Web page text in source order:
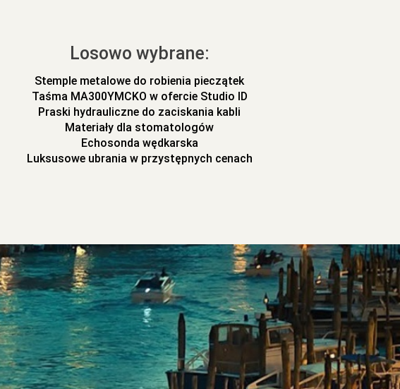
Losowo wybrane:
Stemple metalowe do robienia pieczątek
Taśma MA300YMCKO w ofercie Studio ID
Praski hydrauliczne do zaciskania kabli
Materiały dla stomatologów
Echosonda wędkarska
Luksusowe ubrania w przystępnych cenach